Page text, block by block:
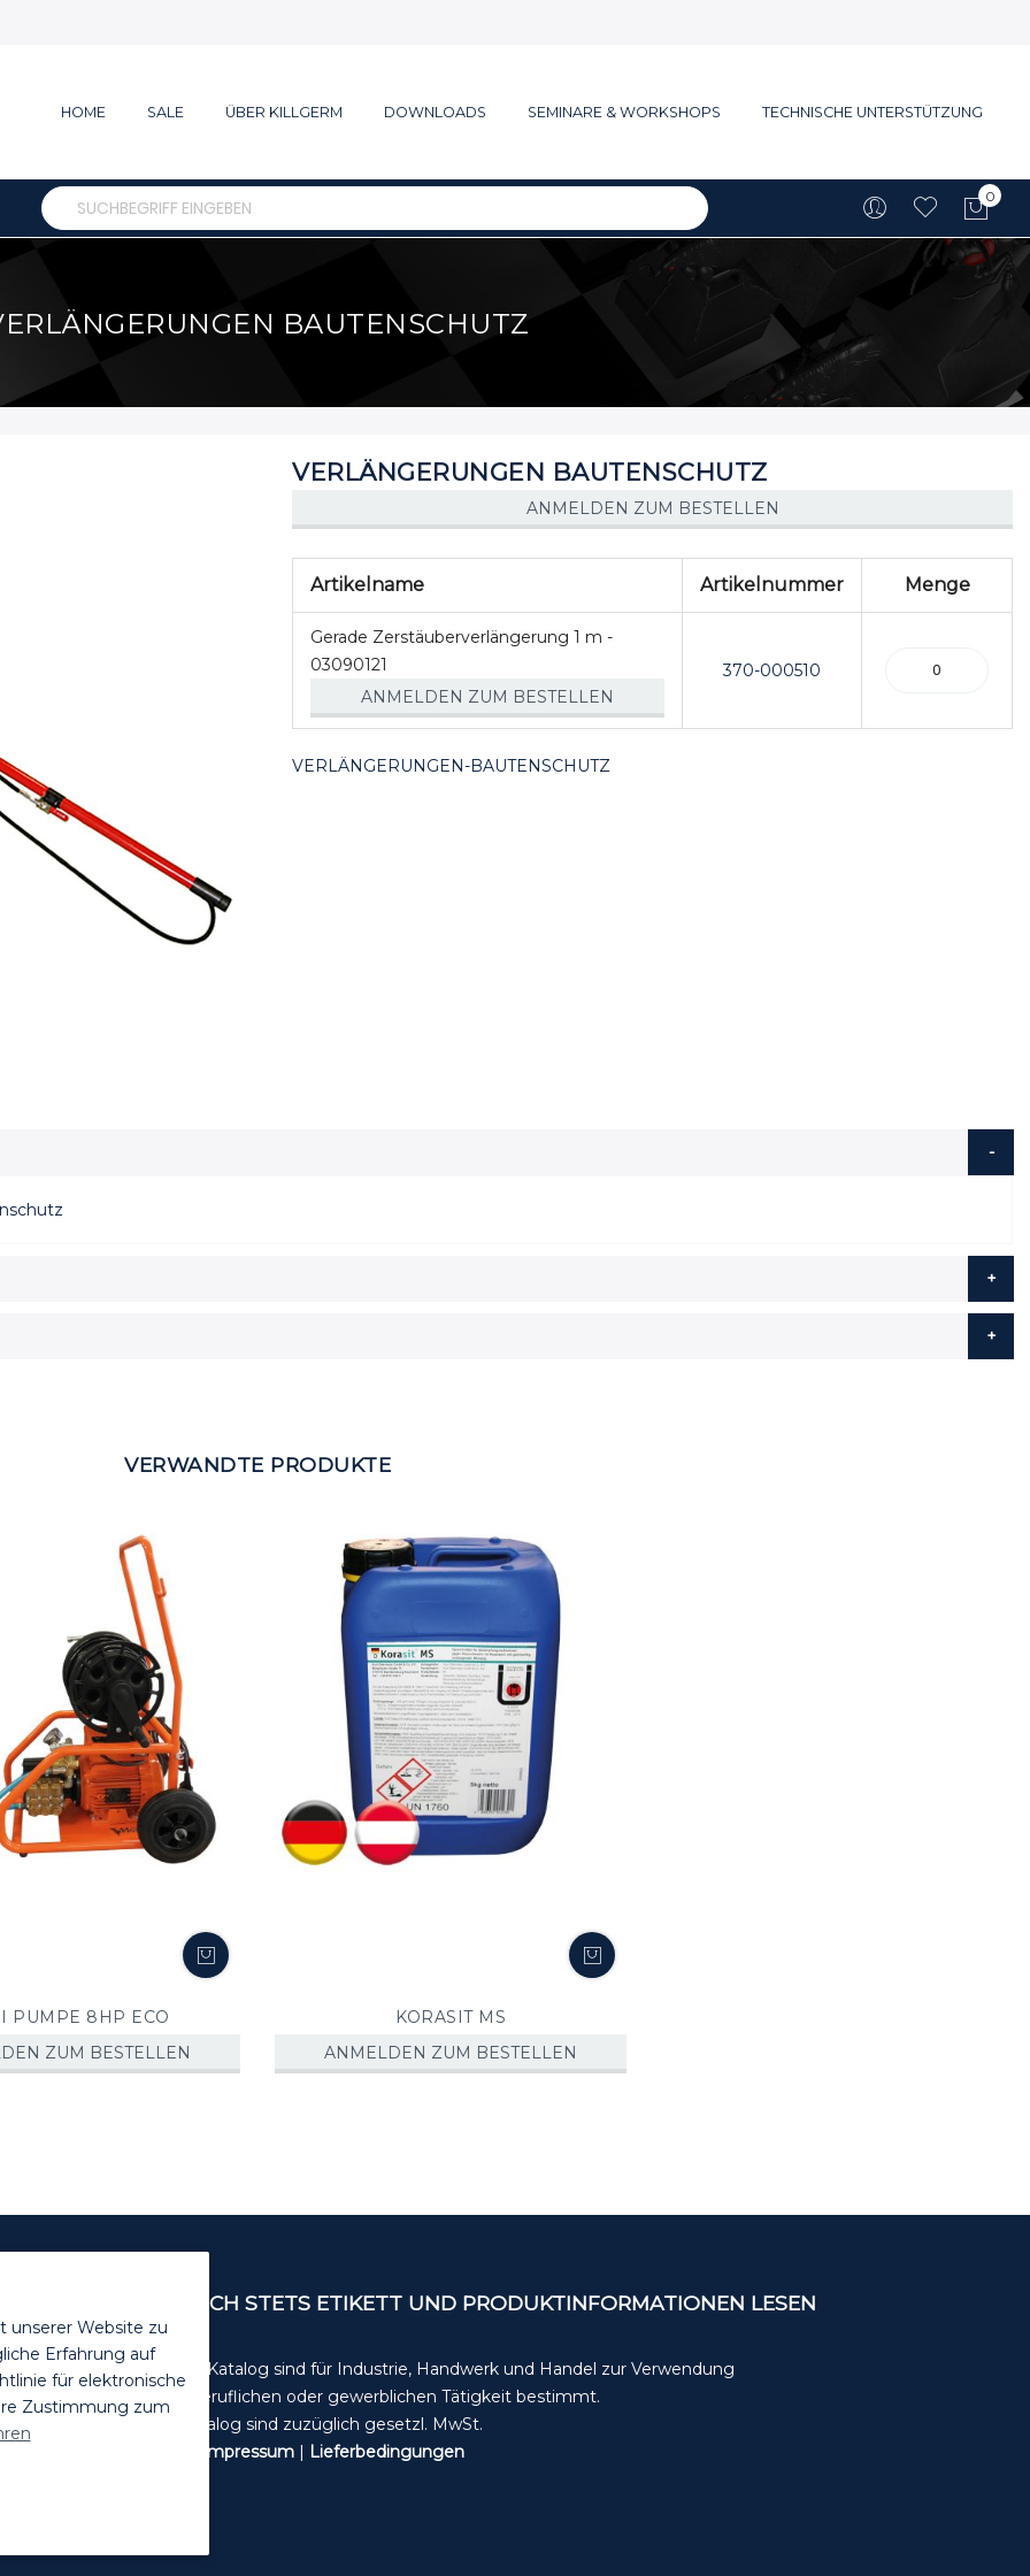
unserer Website zu
Erfahrung auf
für elektronische
Zustimmung zum
HOME SALE ÜBER KILLGERM DOWNLOADS SEMINARE & WORKSHOPS TECHNISCHE UNTERSTÜTZUNG
Search
0
BAUTENSCHUTZ
VERLÄNGERUNGEN BAUTENSCHUTZ
ANMELDEN ZUM BESTELLEN
Artikel
Artikelname Artikelnummer Menge
Gerade Zerstäuberverlängerung 1 m -
03090121
ANMELDEN ZUM BESTELLEN
370-000510
VERLÄNGERUNGEN-BAUTENSCHUTZ
VERWANDTE PRODUKTE
PUMPE 8HP ECO
ZUM BESTELLEN
KORASIT MS
ANMELDEN ZUM BESTELLEN
VOR GEBRAUCH STETS ETIKETT UND PRODUKTINFORMATIONEN LESEN
Die Angebote in diesem Katalog sind für Industrie, Handwerk und Handel zur Verwendung
in der selbstständigen, beruflichen oder gewerblichen Tätigkeit bestimmt.
Alle unsere Preise im Katalog sind zuzüglich gesetzl. MwSt.
Impressum| Lieferbedingungen